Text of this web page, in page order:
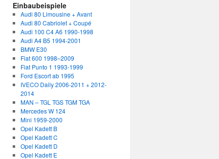
Einbaubeispiele
Audi 80 Limousine + Avant
Audi 80 Cabriolet + Coupé
Audi 100 C4 A6 1990-1998
Audi A4 B5 1994-2001
BMW E30
Fiat 600 1998–2009
Fiat Punto 1 1993-1999
Ford Escort ab 1995
IVECO Daily 2006-2011 + 2012-
2014
MAN – TGL TGS TGM TGA
Mercedes W 124
Mini 1959-2000
Opel Kadett B
Opel Kadett C
Opel Kadett D
Opel Kadett E